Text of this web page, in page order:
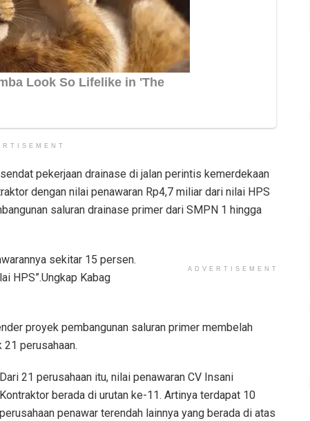
pekerjaan drainase di jalan perintis kemerdekaan
dengan nilai penawaran Rp4,7 miliar dari nilai HPS
saluran drainase primer dari SMPN 1 hingga
ADVERTISEMENT
sekitar 15 persen.
HPS”.Ungkap Kabag
proyek pembangunan saluran primer membelah
perusahaan.
Dari 21 perusahaan itu, nilai penawaran CV Insani
Kontraktor berada di urutan ke-11. Artinya terdapat 10
perusahaan penawar terendah lainnya yang berada di atas